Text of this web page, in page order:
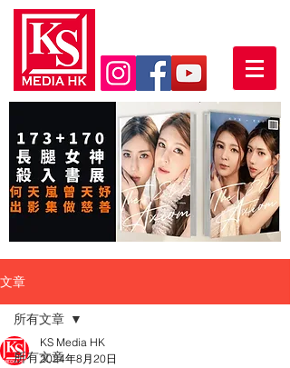
文章
所有文章
所有文章
KS Media HK
2024年8月20日